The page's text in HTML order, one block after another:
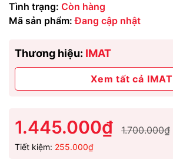
Tình trạng: Còn hàng
Mã sản phẩm: Đang cập nhật
Thương hiệu: IMAT
Xem tất cả IMAT
1.445.000₫ 1.700.000₫
Tiết kiệm: 255.000₫